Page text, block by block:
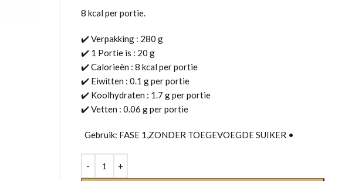
8 kcal per portie.
✔️ Verpakking : 280 g
✔️ 1 Portie is : 20 g
✔️ Calorieën : 8 kcal per portie
✔️ Eiwitten : 0.1 g per portie
✔️ Koolhydraten : 1.7 g per portie
✔️ Vetten : 0.06 g per portie
Gebruik: FASE 1,ZONDER TOEGEVOEGDE SUIKER •